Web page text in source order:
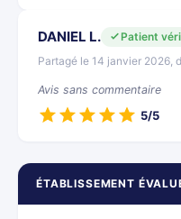
ÉTABLISSEMENT
DANIEL L.
Patient
Partagé le 14 janvier 2026,
Avis sans commentaire
5/5